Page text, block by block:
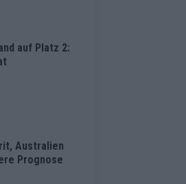
auf Platz 2:
Australien
Prognose